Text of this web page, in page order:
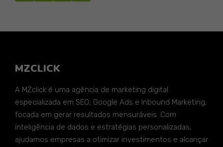
MZCLICK
A MZclick é uma agência de marketing digital
especializada em SEO, Google Ads e Inbound Marketing,
focada em gerar resultados mensuráveis. Com
inteligência de dados e estratégias personalizadas,
ajudamos empresas a otimizar investimentos e alcançar